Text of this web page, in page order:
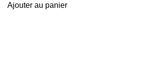
Ajouter au panier